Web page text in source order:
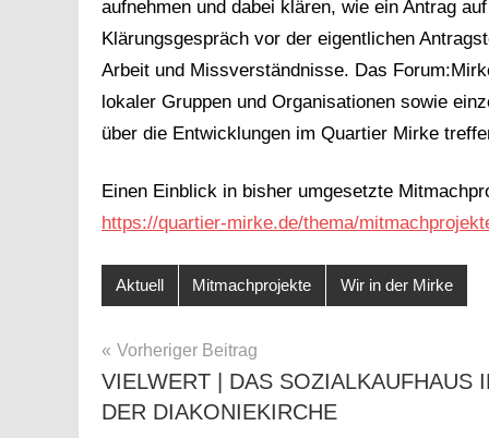
aufnehmen und dabei klären, wie ein Antrag
Klärungsgespräch vor der eigentlichen
Arbeit und Missverständnisse. Das
lokaler Gruppen und Organisationen sowie
über die Entwicklungen im Quartier Mirke
Einen Einblick in bisher umgesetzte
https://quartier-mirke.de/thema/
Aktuell Mitmachprojekte Wir in der Mirke
BEITRAGSNAVIGATION
Vorheriger Beitrag
VIELWERT | DAS SOZIALKAUFHAUS
DER DIAKONIEKIRCHE